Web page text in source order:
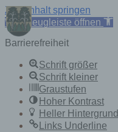
Zum Inhalt springen
Werkzeugleiste öffnen
Barrierefreiheit
Schrift größer
Schrift kleiner
Graustufen
Hoher Kontrast
Heller Hintergrund
Links Underline